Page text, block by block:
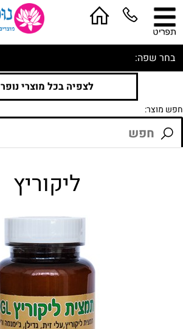
בחר שפה:
לצפיה בכל מוצרי נופר
חפש מוצר:
ליקוריץ